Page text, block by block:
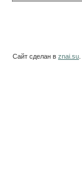
Сайт сделан в znai.su